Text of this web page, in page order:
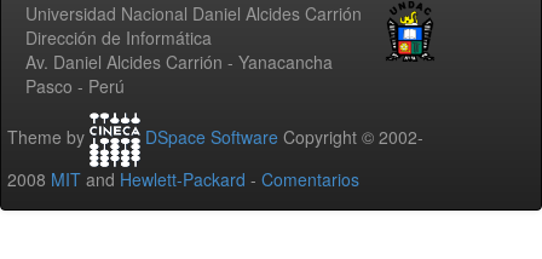
Universidad Nacional Daniel Alcides Carrión
Dirección de Informática
Av. Daniel Alcides Carrión - Yanacancha
Pasco - Perú
Theme by DSpace Software Copyright © 2002-
2008 MIT and Hewlett-Packard - Comentarios